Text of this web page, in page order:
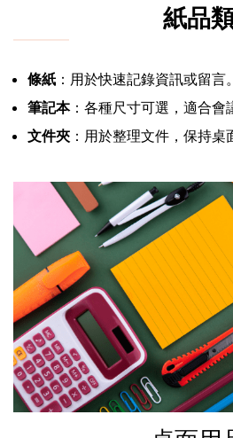
紙品
條紙 ：用於快速記錄資訊或留言。
筆記本：各種尺寸可選，適合會
文件夾 ：用於整理文件，保持桌